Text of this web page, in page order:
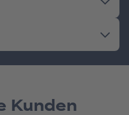
Kunden